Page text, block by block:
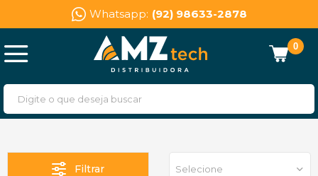
Whatsapp: (92) 98633-2878
0
Filtrar Selecione